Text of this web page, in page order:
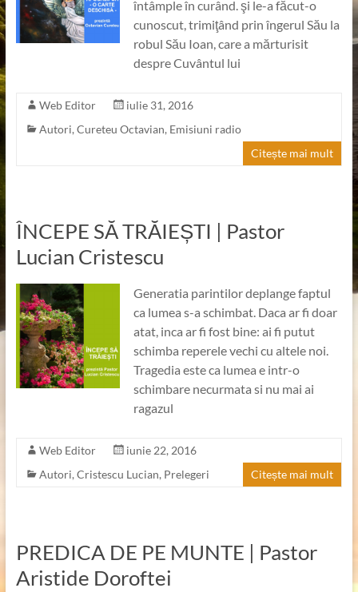
întâmple în curând. şi le-a făcut-o
cunoscut, trimiţând prin îngerul Său la
robul Său Ioan, care a mărturisit
despre Cuvântul lui
Web Editor
iulie 31, 2016
Autori, Cureteu Octavian, Emisiuni radio
Citește mai mult
ÎNCEPE SĂ TRĂIEȘTI | Pastor
Lucian Cristescu
Generatia parintilor deplange faptul
ca lumea s-a schimbat. Daca ar fi doar
atat, inca ar fi fost bine: ai fi putut
schimba reperele vechi cu altele noi.
Tragedia este ca lumea e intr-o
schimbare necurmata si nu mai ai
ragazul
Web Editor
iunie 22, 2016
Autori, Cristescu Lucian, Prelegeri Citește mai mult
PREDICA DE PE MUNTE | Pastor
Aristide Doroftei